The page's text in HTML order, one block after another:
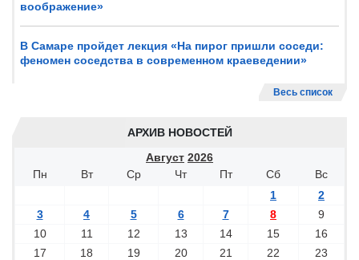
воображение»
В Самаре пройдет лекция «На пирог пришли соседи:
феномен соседства в современном краеведении»
Весь список
АРХИВ НОВОСТЕЙ
Август 2026
Пн
Вт Ср Чт Пт Сб
Вс
1
2
3
4 5 6 7 8
9
10
11 12 13 14 15
16
17
18 19 20 21 22
23